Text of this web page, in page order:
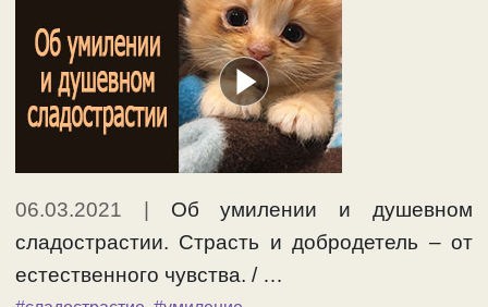
06.03.2021 | Об умилении и душевном
сладострастии. Страсть и добродетель – от
естественного чувства. / …